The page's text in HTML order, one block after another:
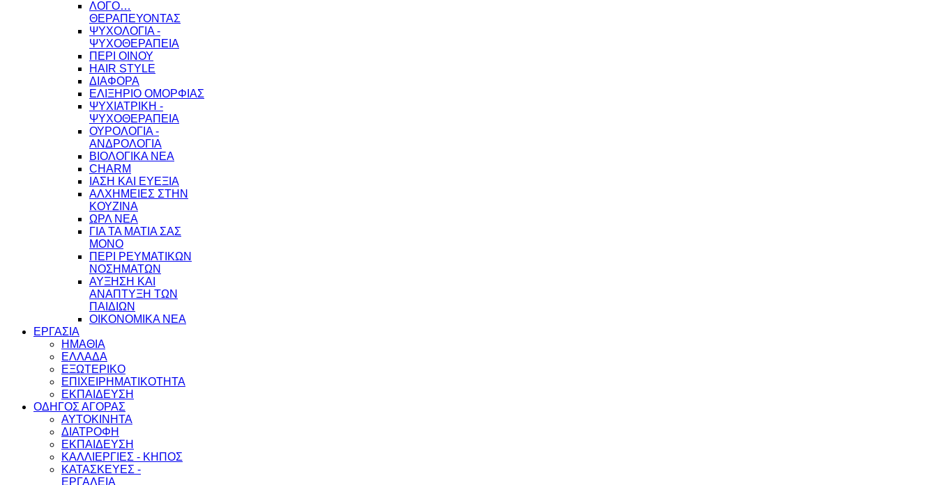
ΛΟΓΟ…
ΘΕΡΑΠΕΥΟΝΤΑΣ
ΨΥΧΟΛΟΓΙΑ -
ΨΥΧΟΘΕΡΑΠΕΙΑ
ΠΕΡΙ ΟΙΝΟΥ
HAIR STYLE
ΔΙΑΦΟΡΑ
ΕΛΙΞΗΡΙΟ ΟΜΟΡΦΙΑΣ
ΨΥΧΙΑΤΡΙΚΗ -
ΨΥΧΟΘΕΡΑΠΕΙΑ
ΟΥΡΟΛΟΓΙΑ -
ΑΝΔΡΟΛΟΓΙΑ
ΒΙΟΛΟΓΙΚΑ ΝΕΑ
CHARM
ΙΑΣΗ ΚΑΙ ΕΥΕΞΙΑ
ΑΛΧΗΜΕΙΕΣ ΣΤΗΝ
ΚΟΥΖΙΝΑ
ΩΡΛ ΝEA
ΓΙΑ ΤΑ ΜΑΤΙΑ ΣΑΣ
ΜΟΝΟ
ΠΕΡΙ ΡΕΥΜΑΤΙΚΩΝ
ΝΟΣΗΜΑΤΩΝ
ΑΥΞΗΣΗ ΚΑΙ
ΑΝΑΠΤΥΞΗ ΤΩΝ
ΠΑΙΔΙΩΝ
ΟΙΚΟΝΟΜΙΚΑ ΝΕΑ
ΕΡΓΑΣΙΑ
ΗΜΑΘΙΑ
ΕΛΛΑΔΑ
ΕΞΩΤΕΡΙΚΟ
ΕΠΙΧΕΙΡΗΜΑΤΙΚΟΤΗΤΑ
ΕΚΠΑΙΔΕΥΣΗ
ΟΔΗΓΟΣ ΑΓΟΡΑΣ
ΑΥΤΟΚΙΝΗΤΑ
ΔΙΑΤΡΟΦΗ
ΕΚΠΑΙΔΕΥΣΗ
ΚΑΛΛΙΕΡΓΙΕΣ - ΚΗΠΟΣ
ΚΑΤΑΣΚΕΥΕΣ -
ΕΡΓΑΛΕΙΑ